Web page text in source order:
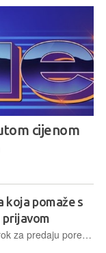
cijenom
koja pomaže s
prijavom
Do kraja veljače je krajnji rok za predaju poreznih prijava, a ovo je aplikacija koja će najviše koristiti onima s djecom kako bi provjerili jesu li pravilno rasporedili djecu i uzdržavane članove te time ostvarili maksimalni povrat porezna pri godišnjoj prijavi…